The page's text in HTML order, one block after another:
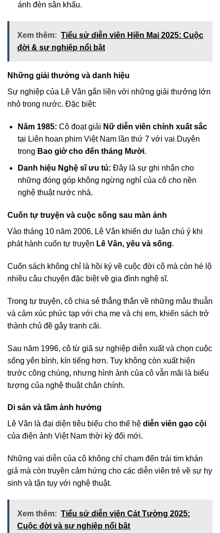
ánh đèn sân khấu.
Xem thêm: Tiểu sử diễn viên Hiền Mai 2025: Cuộc
đời & sự nghiệp nổi bật
Những giải thưởng và danh hiệu
Sự nghiệp của Lê Vân gắn liền với những giải thưởng lớn
nhỏ trong nước. Đặc biệt:
Năm 1985: Cô đoạt giải Nữ diễn viên chính xuất sắc
tại Liên hoan phim Việt Nam lần thứ 7 với vai Duyên
trong Bao giờ cho đến tháng Mười.
Danh hiệu Nghệ sĩ ưu tú: Đây là sự ghi nhận cho
những đóng góp không ngừng nghỉ của cô cho nền
nghệ thuật nước nhà.
Cuốn tự truyện và cuộc sống sau màn ảnh
Vào tháng 10 năm 2006, Lê Vân khiến dư luận chú ý khi
phát hành cuốn tự truyện Lê Vân, yêu và sống.
Cuốn sách không chỉ là hồi ký về cuộc đời cô mà còn hé lộ
nhiều câu chuyện đặc biệt về gia đình nghệ sĩ.
Trong tự truyện, cô chia sẻ thẳng thắn về những mâu thuẫn
và cảm xúc phức tạp với cha mẹ và chị em, khiến sách trở
thành chủ đề gây tranh cãi.
Sau năm 1996, cô từ giã sự nghiệp diễn xuất và chọn cuộc
sống yên bình, kín tiếng hơn. Tuy không còn xuất hiện
trước công chúng, nhưng hình ảnh của cô vẫn mãi là biểu
tượng của nghệ thuật chân chính.
Di sản và tầm ảnh hưởng
Lê Vân là đại diện tiêu biểu cho thế hệ diễn viên gạo cội
của điện ảnh Việt Nam thời kỳ đổi mới.
Những vai diễn của cô không chỉ chạm đến trái tim khán
giả mà còn truyền cảm hứng cho các diễn viên trẻ về sự hy
sinh và tận tụy với nghệ thuật.
Xem thêm: Tiểu sử diễn viên Cát Tường 2025:
Cuộc đời và sự nghiệp nổi bật